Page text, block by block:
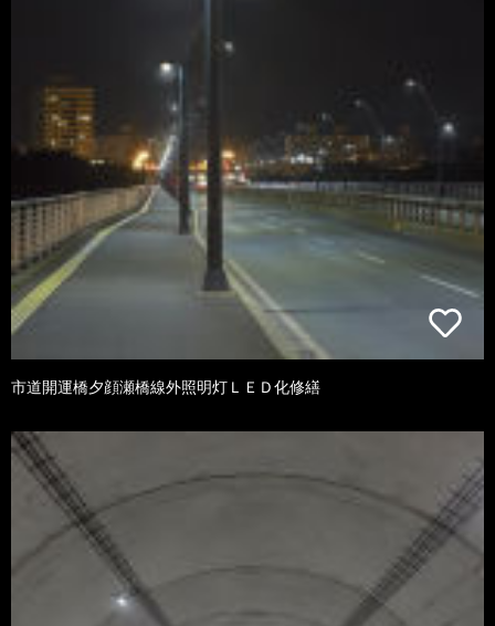
市道開運橋夕顔瀬橋線外照明灯ＬＥＤ化修繕